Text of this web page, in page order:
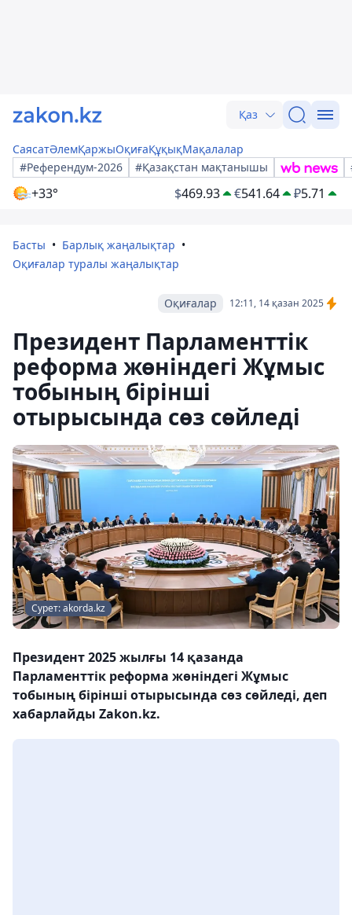
Қаз
СаясатӘлемҚаржыОқиғаҚұқықМақалалар
#Референдум-2026
#Қазақстан мақтанышы
+33° $469.93 €541.64 ₽5.71
Басты
Барлық жаңалықтар
Оқиғалар туралы жаңалықтар
12:11, 14 қазан 2025
Оқиғалар
Президент Парламенттік
реформа жөніндегі Жұмыс
тобының бірінші
отырысында сөз сөйледі
Сурет: akorda.kz
Президент 2025 жылғы 14 қазанда
Парламенттік реформа жөніндегі Жұмыс
тобының бірінші отырысында сөз сөйледі, деп
хабарлайды Zakon.kz.